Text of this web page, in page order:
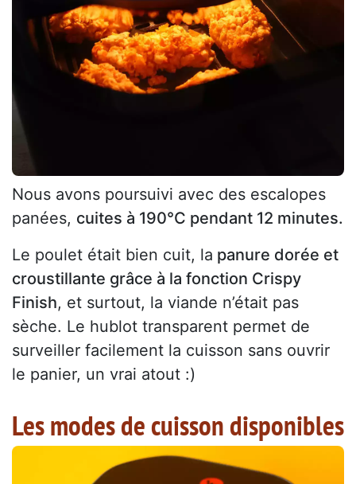
Nous avons poursuivi avec des escalopes
panées, cuites à 190°C pendant 12 minutes.
Le poulet était bien cuit, la panure dorée et
croustillante grâce à la fonction Crispy
Finish, et surtout, la viande n’était pas
sèche. Le hublot transparent permet de
surveiller facilement la cuisson sans ouvrir
le panier, un vrai atout :)
Les modes de cuisson disponibles